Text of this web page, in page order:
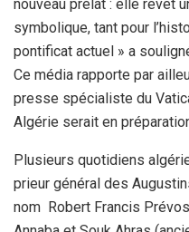
nouveau prélat : elle revêt
symbolique, tant pour
pontificat actuel » a
Ce média rapporte par
presse spécialiste du
Algérie serait en
Plusieurs quotidiens
prieur général des
nom Robert Francis